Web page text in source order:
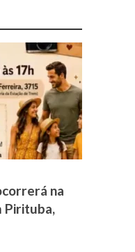
na
Pirituba,